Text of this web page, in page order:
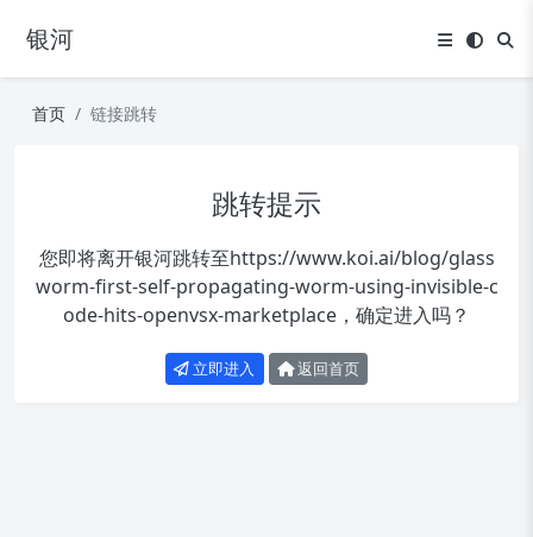
银河
首页 链接跳转
跳转提示
您即将离开银河跳转至https://www.koi.ai/blog/glass
worm-first-self-propagating-worm-using-invisible-c
ode-hits-openvsx-marketplace ，确定进入吗？
立即进入 返回首页